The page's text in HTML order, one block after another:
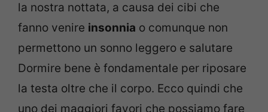
la nostra nottata, a causa dei cibi che
fanno venire insonnia o comunque non
permettono un sonno leggero e salutare
Dormire bene è fondamentale per riposare
la testa oltre che il corpo. Ecco quindi che
uno dei maggiori favori che possiamo fare